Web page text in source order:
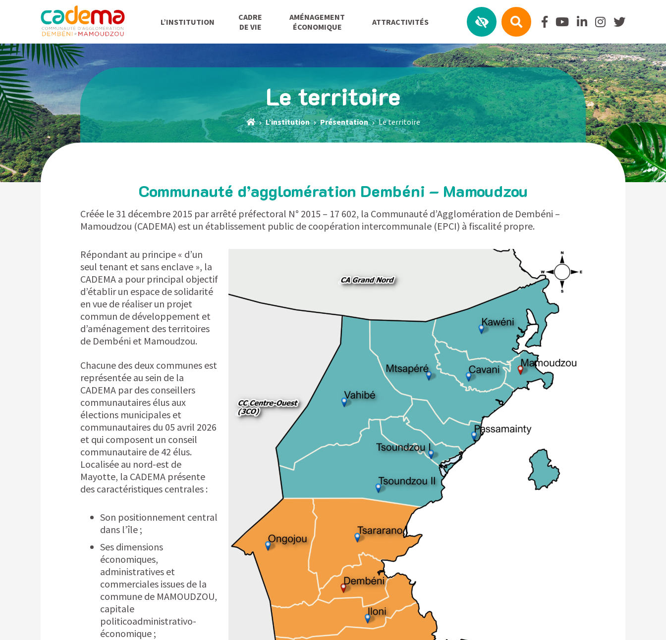
L’INSTITUTION
CADRE
DE VIE
AMÉNAGEMENT
ÉCONOMIQUE
ATTRACTIVITÉS
Le territoire
L’institution Présentation Le territoire
Communauté d’agglomération Dembéni – Mamoudzou
Créée le 31 décembre 2015 par arrêté préfectoral N° 2015 – 17 602, la Communauté d’Agglomération de Dembéni –
Mamoudzou (CADEMA) est un établissement public de coopération intercommunale (EPCI) à fiscalité propre.
Répondant au principe « d’un
seul tenant et sans enclave », la
CADEMA a pour principal objectif
d’établir un espace de solidarité
en vue de réaliser un projet
commun de développement et
d’aménagement des territoires
de Dembéni et Mamoudzou.
Chacune des deux communes est
représentée au sein de la
CADEMA par des conseillers
communautaires élus aux
élections municipales et
communautaires du 05 avril 2026
et qui composent un conseil
communautaire de 42 élus.
Localisée au nord-est de
Mayotte, la CADEMA présente
des caractéristiques centrales :
Son positionnement central
dans l’île ;
Ses dimensions
économiques,
administratives et
commerciales issues de la
commune de MAMOUDZOU,
capitale
politicoadministrativo-
économique ;